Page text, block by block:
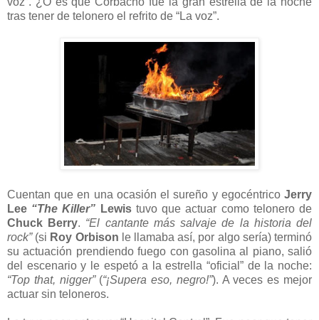
tras tener de telonero el refrito de “La voz”.
Cuentan que en una ocasión el sureño y egocéntrico Jerry
Lee “The Killer” Lewistuvo que actuar como telonero de
Chuck Berry. “El cantante más salvaje de la historia del
rock”(si Roy Orbison le llamaba así, por algo sería) terminó
su actuación prendiendo fuego con gasolina al piano, salió
del escenario y le espetó a la estrella “oficial” de la noche:
“Top that, nigger”(“¡Supera eso, negro!”). A veces es mejor
actuar sin teloneros.